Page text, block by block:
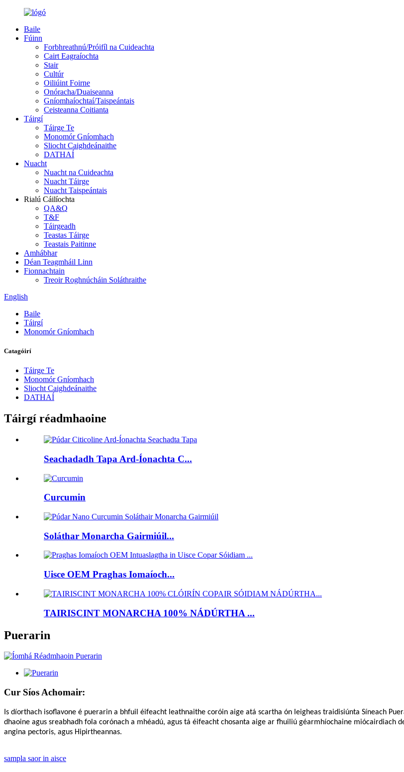
Baile
Fúinn
Forbhreathnú/Próifíl na Cuideachta
Cairt Eagraíochta
Stair
Cultúr
Oiliúint Foirne
Onóracha/Duaiseanna
Gníomhaíochtaí/Taispeántais
Ceisteanna Coitianta
Táirgí
Táirge Te
Monomór Gníomhach
Sliocht Caighdeánaithe
DATHAÍ
Nuacht
Nuacht na Cuideachta
Nuacht Táirge
Nuacht Taispeántais
Rialú Cáilíochta
QA&Q
T&F
Táirgeadh
Teastas Táirge
Teastais Paitinne
Amhábhar
Déan Teagmháil Linn
Fionnachtain
Treoir Roghnúcháin Soláthraithe
English
Baile
Táirgí
Monomór Gníomhach
Catagóirí
Táirge Te
Monomór Gníomhach
Sliocht Caighdeánaithe
DATHAÍ
Táirgí réadmhaoine
Seachadadh Tapa Ard-Íonachta C...
Curcumin
Soláthar Monarcha Gairmiúil...
Uisce OEM Praghas Iomaíoch...
TAIRISCINT MONARCHA 100% NÁDÚRTHA ...
Puerarin
Cur Síos Achomair:
Is díorthach isoflavone é puerarin a bhfuil éifeacht leathnaithe coróin aige atá scartha ón leigheas traidisiúnta Síneach
dhaoine agus sreabhadh fola corónach a mhéadú, agus tá éifeacht chosanta aige ar fhuiliú géarmhíochaine miócairdiach
angina pectoris, agus Hipirtheannas.
sampla saor in aisce